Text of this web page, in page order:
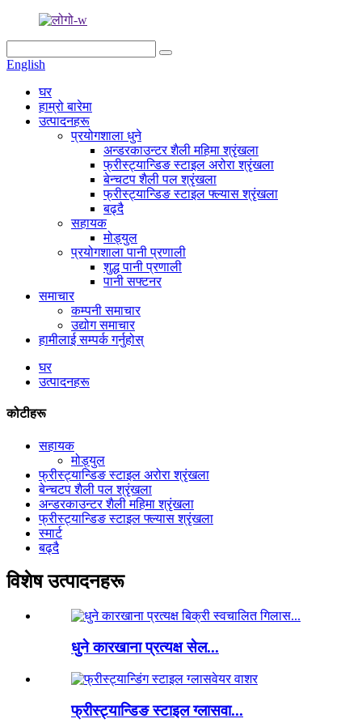
English
घर
हाम्रो बारेमा
उत्पादनहरू
प्रयोगशाला धुने
अन्डरकाउन्टर शैली महिमा श्रृंखला
फ्रीस्ट्यान्डिङ स्टाइल अरोरा श्रृंखला
बेन्चटप शैली पल श्रृंखला
फ्रीस्ट्यान्डिङ स्टाइल फ्ल्यास श्रृंखला
बढ्दै
सहायक
मोड्युल
प्रयोगशाला पानी प्रणाली
शुद्ध पानी प्रणाली
पानी सफ्टनर
समाचार
कम्पनी समाचार
उद्योग समाचार
हामीलाई सम्पर्क गर्नुहोस्
घर
उत्पादनहरू
कोटीहरू
सहायक
मोड्युल
फ्रीस्ट्यान्डिङ स्टाइल अरोरा श्रृंखला
बेन्चटप शैली पल श्रृंखला
अन्डरकाउन्टर शैली महिमा श्रृंखला
फ्रीस्ट्यान्डिङ स्टाइल फ्ल्यास श्रृंखला
स्मार्ट
बढ्दै
विशेष उत्पादनहरू
धुने कारखाना प्रत्यक्ष सेल...
फ्रीस्ट्यान्डिङ स्टाइल ग्लासवा...